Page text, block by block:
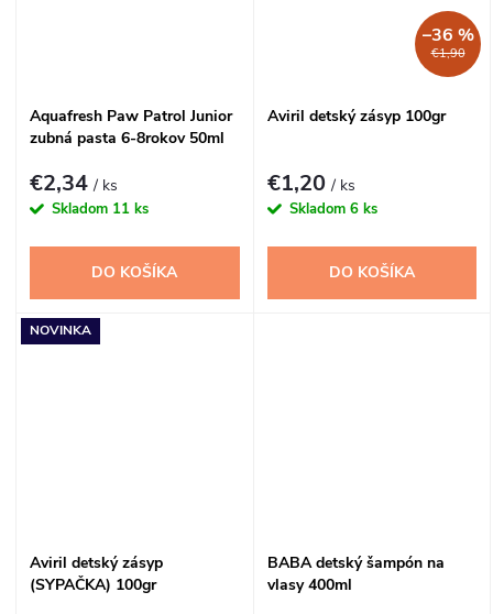
Aquafresh Paw Patrol Junior
zubná pasta 6-8rokov 50ml
€2,34/ ks
Skladom 11 ks
DO KOŠÍKA
€1,90
–36 %
Aviril detský zásyp 100gr
€1,20/ ks
Skladom 6 ks
DO KOŠÍKA
NOVINKA
Aviril detský zásyp
(SYPAČKA) 100gr
BABA detský šampón na
vlasy 400ml